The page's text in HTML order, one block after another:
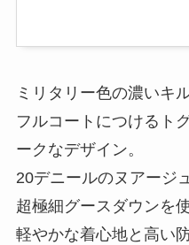
ミリタリー色の濃いキ
フルコートにつけるト
ークなデザイン。
20デニールのヌアージ
超極細グースダウンを
軽やかな着心地と高い